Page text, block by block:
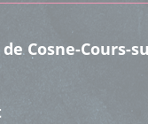
Cosne-Cours-